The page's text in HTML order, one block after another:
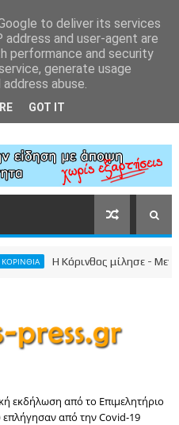
Η Κόρινθος μίλησε -
εκδήλωση από το Επιμελητήριο
επλήγησαν από την Covid-19
to deliver its services
and user-agent are
performance and security
generate usage
abuse.
GOT IT